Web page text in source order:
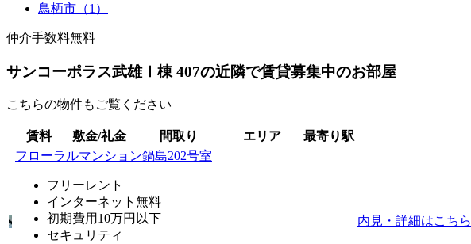
鳥栖市（1）
仲介手数料無料
サンコーポラス武雄Ⅰ棟 407の近隣で賃貸募集中のお部屋
こちらの物件もご覧ください
賃料 敷金/礼金 間取り エリア
最寄り駅
フローラルマンション鍋島202号室
フリーレント
インターネット無料
初期費用10万円以下
セキュリティ
内見・詳細はこちら